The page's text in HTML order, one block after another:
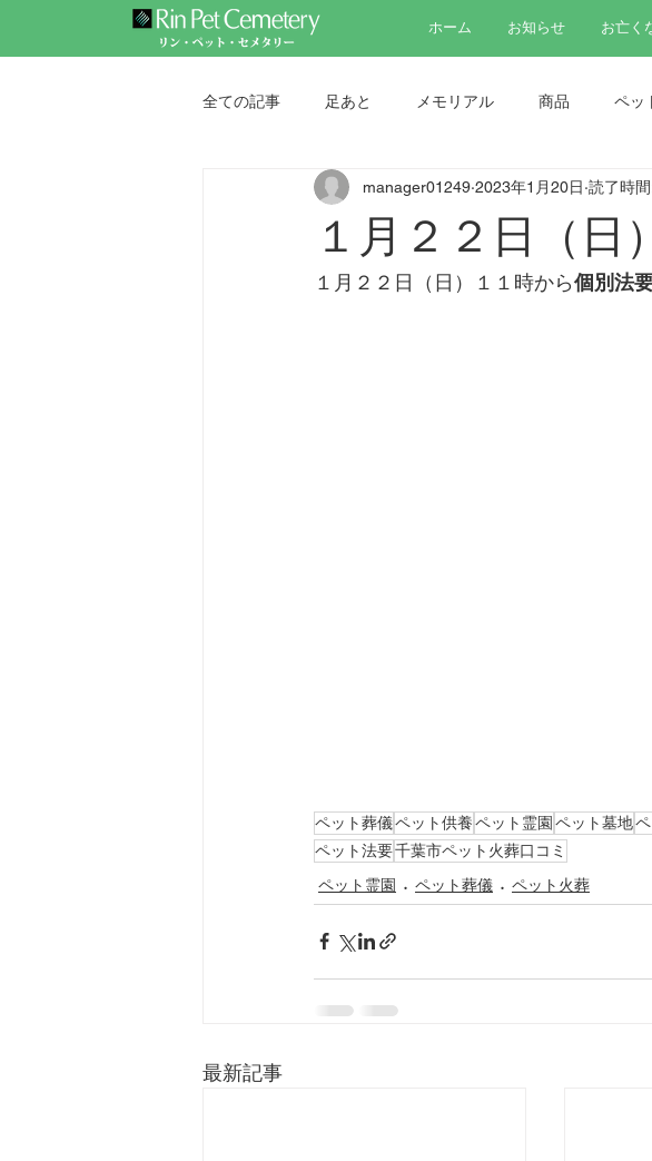
ホーム お知らせ お亡く
全ての記事 足あと メモリアル 商品 ペッ
ペット墓地 ペット納骨堂 ペット法要 ペ
１月２２日（日
manager01249 2023年1月20日 読了時
１月２２日（日）１１時から個別法
ペット葬儀ペット供養ペット霊園 ペット墓地
ペット法要千葉市ペット火葬口コミ
ペット霊園
ペット葬儀 ペット火葬
最新記事